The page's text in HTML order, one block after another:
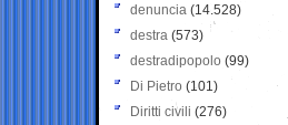
denuncia (14.528)
destra (573)
destradipopolo (99)
Di Pietro (101)
Diritti civili (276)